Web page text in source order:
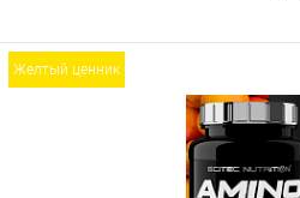
желтый ценник